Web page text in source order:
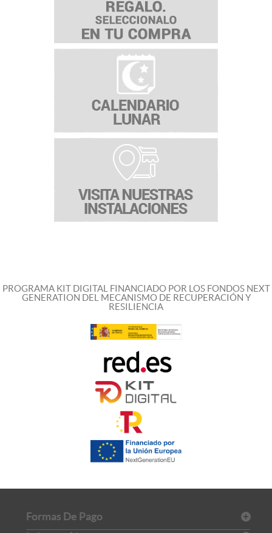
PROGRAMA KIT DIGITAL FINANCIADO POR LOS FONDOS NEXT
GENERATION DEL MECANISMO DE RECUPERACIÓN Y
RESILIENCIA
Formas De Pago